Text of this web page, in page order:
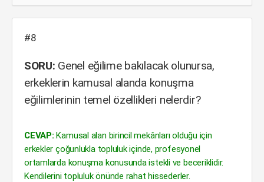
#8
SORU: Genel eğilime bakılacak olunursa,
erkeklerin kamusal alanda konuşma
eğilimlerinin temel özellikleri nelerdir?
CEVAP: Kamusal alan birincil mekânları olduğu için
erkekler çoğunlukla topluluk içinde, profesyonel
ortamlarda konuşma konusunda istekli ve beceriklidir.
Kendilerini topluluk önünde rahat hissederler.